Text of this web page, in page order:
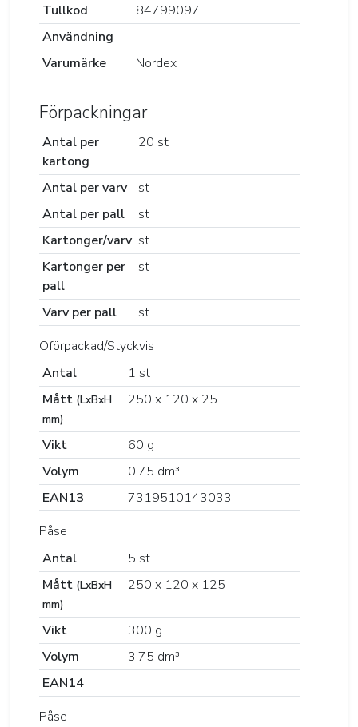
Tullkod
84799097
Användning
Varumärke
Nordex
Förpackningar
Antal per
kartong
20 st
Antal per varv
st
Antal per pall
st
Kartonger/varv st
Kartonger per
pall
st
Varv per pall
st
Oförpackad/Styckvis
Antal
1 st
Mått (LxBxH
mm)
250 x 120 x 25
Vikt
60 g
Volym
0,75 dm³
EAN13
7319510143033
Påse
Antal
5 st
Mått (LxBxH
mm)
250 x 120 x 125
Vikt
300 g
Volym
3,75 dm³
EAN14
Påse